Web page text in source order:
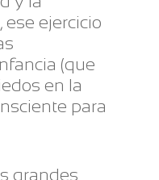
ese ejercicio
(que
en la
para
grandes